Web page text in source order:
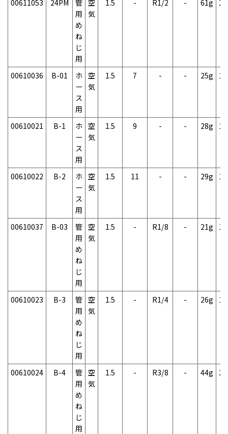
00611053 24PM
管
用
め
ね
じ
用
空
気
1.5 - R1/2 - 61g
00610036 B-01
ホ
ー
ス
用
空
気
1.5 7 - - 25g
00610021 B-1
ホ
ー
ス
用
空
気
1.5 9 - - 28g
00610022 B-2
ホ
ー
ス
用
空
気
1.5 11 - - 29g
00610037 B-03
管
用
め
ね
じ
用
空
気
1.5 - R1/8 - 21g
00610023 B-3
管
用
め
ね
じ
用
空
気
1.5 - R1/4 - 26g
00610024 B-4
管
用
め
ね
じ
用
空
気
1.5 - R3/8 - 44g